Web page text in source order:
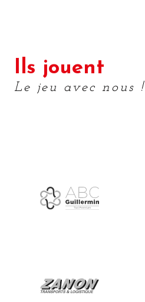
Ils jouent
Le jeu avec nous !